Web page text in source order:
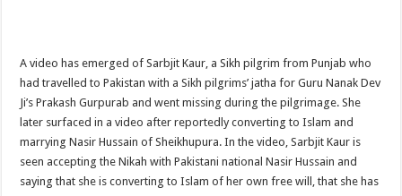
A video has emerged of Sarbjit Kaur, a Sikh pilgrim from Punjab who
had travelled to Pakistan with a Sikh pilgrims’ jatha for Guru Nanak Dev
Ji’s Prakash Gurpurab and went missing during the pilgrimage. She
later surfaced in a video after reportedly converting to Islam and
marrying Nasir Hussain of Sheikhupura. In the video, Sarbjit Kaur is
seen accepting the Nikah with Pakistani national Nasir Hussain and
saying that she is converting to Islam of her own free will, that she has